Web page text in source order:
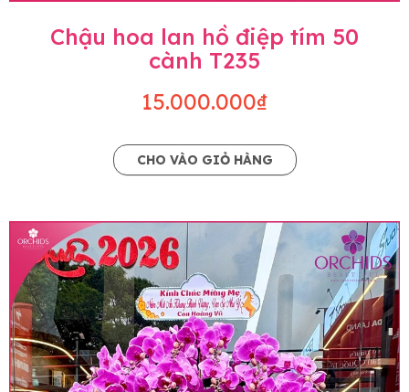
Chậu hoa lan hồ điệp tím 50
cành T235
15.000.000₫
CHO VÀO GIỎ HÀNG